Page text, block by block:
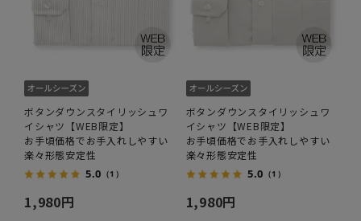
ボタンダウンスタイリッシュワ
イシャツ【WEB限定】
お手頃価格でお手入れしやすい
楽々形態安定性
5.0 （1）
1,980円
ボタンダウンスタイリッシュワ
イシャツ【WEB限定】
お手頃価格でお手入れしやすい
楽々形態安定性
5.0 （1）
1,980円